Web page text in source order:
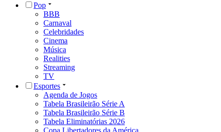
Pop
BBB
Carnaval
Celebridades
Cinema
Música
Realities
Streaming
TV
Esportes
Agenda de Jogos
Tabela Brasileirão Série A
Tabela Brasileirão Série B
Tabela Eliminatórias 2026
Copa Libertadores da América